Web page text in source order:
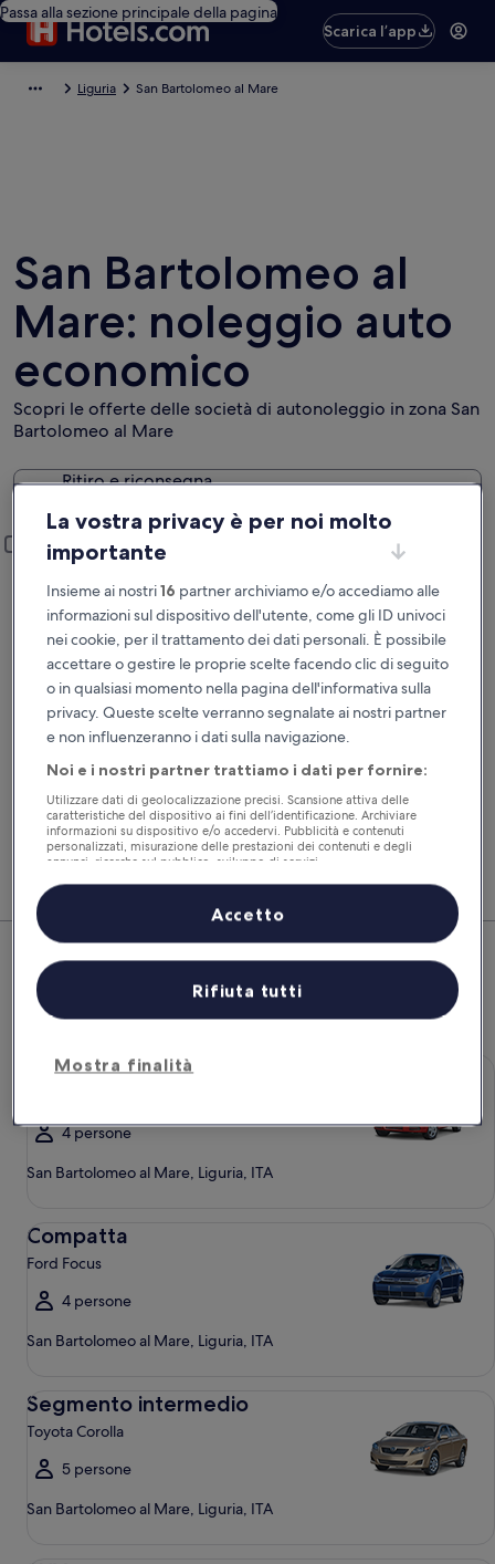
Passa alla sezione principale della pagina
Scarica l’app
Liguria San Bartolomeo al Mare
San Bartolomeo al
Mare: noleggio auto
economico
Scopri le offerte delle società di autonoleggio in zona San
Bartolomeo al Mare
Ritiro e riconsegna
Ritiro e riconsegna
Aggiungi un’altra località di riconsegna
Data di ritiro
20 ago
Data di riconsegna
21 ago
Ora del ritiro
Ora di riconsegna
Ho un codice sconto
Cerca
Confronta i noleggi auto e prenota volo, hotel e
auto insieme per risparmiare ancora di più.
San Bartolomeo al Mare: dai
un'occhiata alle migliori offerte
auto
Economy
4 persone
San Bartolomeo al Mare, Liguria, ITA
Compatta
Ford Focus
4 persone
San Bartolomeo al Mare, Liguria, ITA
Segmento intermedio
Toyota Corolla
5 persone
San Bartolomeo al Mare, Liguria, ITA
La vostra privacy è per noi molto
importante
Insieme ai nostri16 partner archiviamo e/o accediamo alle
informazioni sul dispositivo dell'utente, come gli ID univoci
nei cookie, per il trattamento dei dati personali. È possibile
accettare o gestire le proprie scelte facendo clic di seguito
o in qualsiasi momento nella pagina dell'informativa sulla
privacy. Queste scelte verranno segnalate ai nostri partner
e non influenzeranno i dati sulla navigazione.
Noi e i nostri partner trattiamo i dati per fornire:
Utilizzare dati di geolocalizzazione precisi. Scansione attiva delle
caratteristiche del dispositivo ai fini dell’identificazione. Archiviare
informazioni su dispositivo e/o accedervi. Pubblicità e contenuti
personalizzati, misurazione delle prestazioni dei contenuti e degli
annunci, ricerche sul pubblico, sviluppo di servizi.
Elenco dei partner (fornitori)
Mostra finalità
Rifiuta tutti
Accetto